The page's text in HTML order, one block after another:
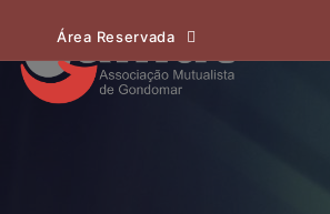
Área Reservada